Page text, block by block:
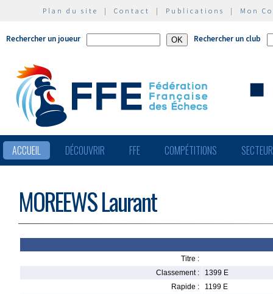
Plan du site | Contact | Publications | Mon
Rechercher un joueur Rechercher un club
ACCUEIL DÉCOUVRIR FFE COMPÉTITIONS
MOREEWS Laurant
Titre :
Classement :
1399 E
Rapide :
1199 E